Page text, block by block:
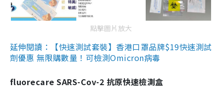
點擊圖片放大
延伸閱讀：【快速測試套裝】香港口罩品牌$19快速測試
劑優惠 無限購數量！可檢測Omicron病毒
fluorecare SARS-Cov-2 抗原快速檢測盒